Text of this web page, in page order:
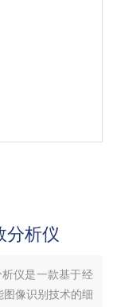
分析仪
仪是一款基于经
像识别技术的细